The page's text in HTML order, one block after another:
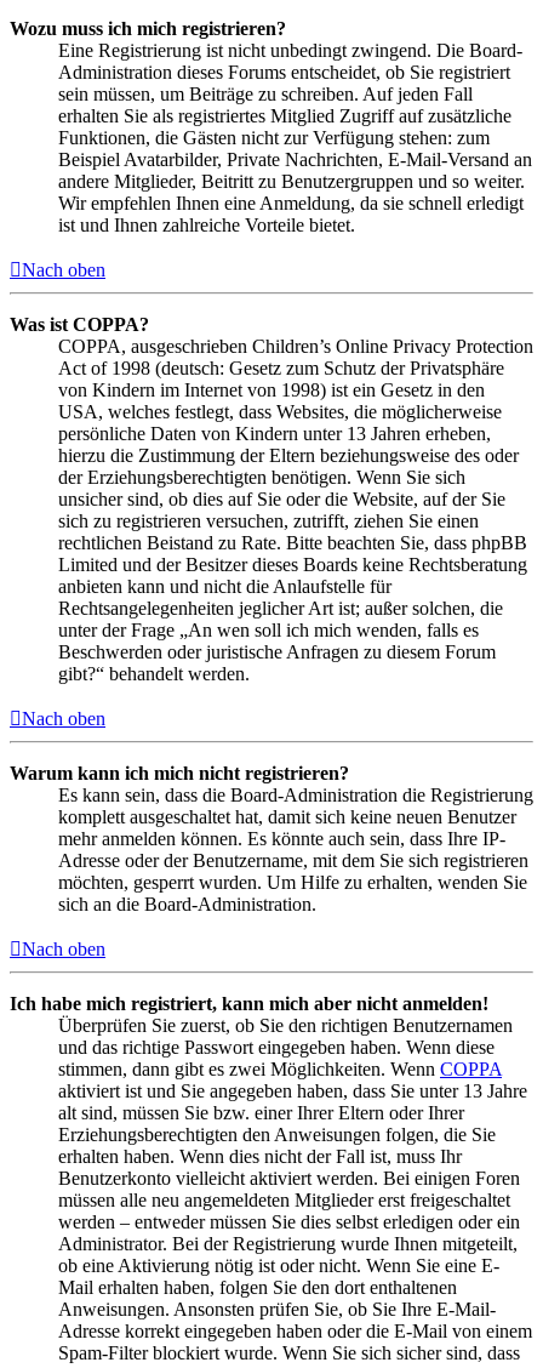
Wozu muss ich mich registrieren?
Eine Registrierung ist nicht unbedingt zwingend. Die Board-
Administration dieses Forums entscheidet, ob Sie registriert
sein müssen, um Beiträge zu schreiben. Auf jeden Fall
erhalten Sie als registriertes Mitglied Zugriff auf zusätzliche
Funktionen, die Gästen nicht zur Verfügung stehen: zum
Beispiel Avatarbilder, Private Nachrichten, E-Mail-Versand an
andere Mitglieder, Beitritt zu Benutzergruppen und so weiter.
Wir empfehlen Ihnen eine Anmeldung, da sie schnell erledigt
ist und Ihnen zahlreiche Vorteile bietet.
Nach oben
Was ist COPPA?
COPPA, ausgeschrieben Children’s Online Privacy Protection
Act of 1998 (deutsch: Gesetz zum Schutz der Privatsphäre
von Kindern im Internet von 1998) ist ein Gesetz in den
USA, welches festlegt, dass Websites, die möglicherweise
persönliche Daten von Kindern unter 13 Jahren erheben,
hierzu die Zustimmung der Eltern beziehungsweise des oder
der Erziehungsberechtigten benötigen. Wenn Sie sich
unsicher sind, ob dies auf Sie oder die Website, auf der Sie
sich zu registrieren versuchen, zutrifft, ziehen Sie einen
rechtlichen Beistand zu Rate. Bitte beachten Sie, dass phpBB
Limited und der Besitzer dieses Boards keine Rechtsberatung
anbieten kann und nicht die Anlaufstelle für
Rechtsangelegenheiten jeglicher Art ist; außer solchen, die
unter der Frage „An wen soll ich mich wenden, falls es
Beschwerden oder juristische Anfragen zu diesem Forum
gibt?“ behandelt werden.
Nach oben
Warum kann ich mich nicht registrieren?
Es kann sein, dass die Board-Administration die Registrierung
komplett ausgeschaltet hat, damit sich keine neuen Benutzer
mehr anmelden können. Es könnte auch sein, dass Ihre IP-
Adresse oder der Benutzername, mit dem Sie sich registrieren
möchten, gesperrt wurden. Um Hilfe zu erhalten, wenden Sie
sich an die Board-Administration.
Nach oben
Ich habe mich registriert, kann mich aber nicht anmelden!
Überprüfen Sie zuerst, ob Sie den richtigen Benutzernamen
und das richtige Passwort eingegeben haben. Wenn diese
stimmen, dann gibt es zwei Möglichkeiten. Wenn COPPA
aktiviert ist und Sie angegeben haben, dass Sie unter 13 Jahre
alt sind, müssen Sie bzw. einer Ihrer Eltern oder Ihrer
Erziehungsberechtigten den Anweisungen folgen, die Sie
erhalten haben. Wenn dies nicht der Fall ist, muss Ihr
Benutzerkonto vielleicht aktiviert werden. Bei einigen Foren
müssen alle neu angemeldeten Mitglieder erst freigeschaltet
werden – entweder müssen Sie dies selbst erledigen oder ein
Administrator. Bei der Registrierung wurde Ihnen mitgeteilt,
ob eine Aktivierung nötig ist oder nicht. Wenn Sie eine E-
Mail erhalten haben, folgen Sie den dort enthaltenen
Anweisungen. Ansonsten prüfen Sie, ob Sie Ihre E-Mail-
Adresse korrekt eingegeben haben oder die E-Mail von einem
Spam-Filter blockiert wurde. Wenn Sie sich sicher sind, dass